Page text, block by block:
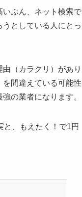
ぶん、ネット検索で
としている人にとっ
（カラクリ）があり
間違えている可能性
の業者になります。
、もえたく！で1円